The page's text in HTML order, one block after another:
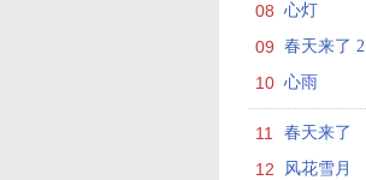
08 心灯
09 春天来了 2
10 心雨
11 春天来了
12 风花雪月